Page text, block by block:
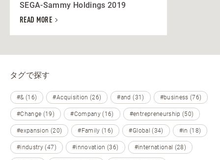
SEGA-Sammy Holdings 2019
READ MORE
タグで探す
#& (16) #Acquisition (26) #and (31) #business (76)
#Change (19) #Company (16) #entrepreneurship (50)
#expansion (20) #Family (16) #Global (34) #in (18)
#industry (47) #innovation (36) #international (28)